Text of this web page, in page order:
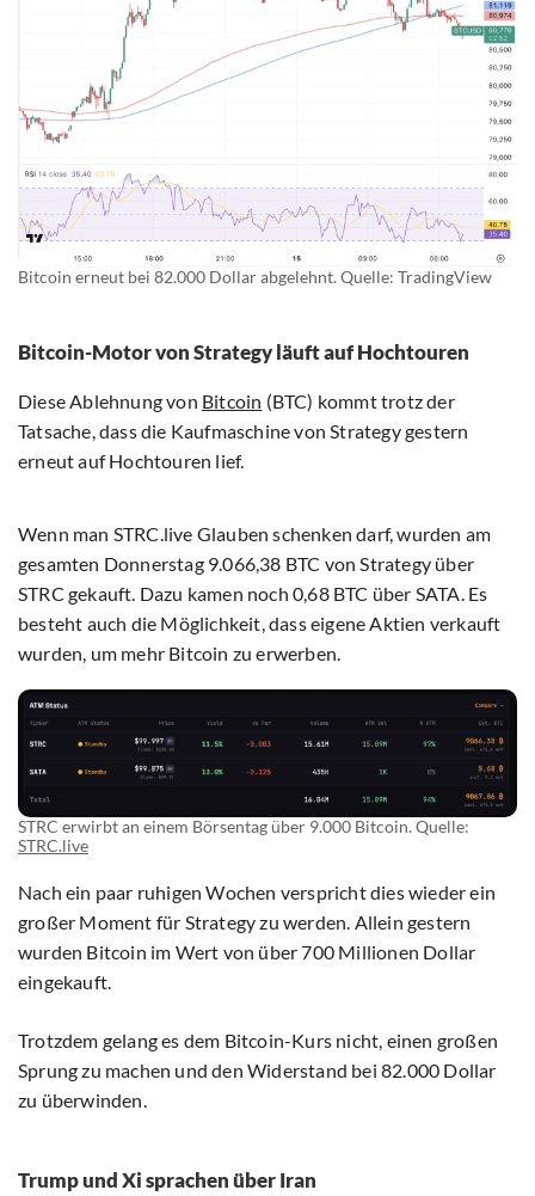
Bitcoin erneut bei 82.000 Dollar abgelehnt. Quelle: TradingView
Bitcoin-Motor von Strategy läuft auf Hochtouren
Diese Ablehnung von Bitcoin (BTC) kommt trotz der
Tatsache, dass die Kaufmaschine von Strategy gestern
erneut auf Hochtouren lief.
Wenn man STRC.live Glauben schenken darf, wurden am
gesamten Donnerstag 9.066,38 BTC von Strategy über
STRC gekauft. Dazu kamen noch 0,68 BTC über SATA. Es
besteht auch die Möglichkeit, dass eigene Aktien verkauft
wurden, um mehr Bitcoin zu erwerben.
STRC erwirbt an einem Börsentag über 9.000 Bitcoin. Quelle:
STRC.live
Nach ein paar ruhigen Wochen verspricht dies wieder ein
großer Moment für Strategy zu werden. Allein gestern
wurden Bitcoin im Wert von über 700 Millionen Dollar
eingekauft.
Trotzdem gelang es dem Bitcoin-Kurs nicht, einen großen
Sprung zu machen und den Widerstand bei 82.000 Dollar
zu überwinden.
Trump und Xi sprachen über Iran